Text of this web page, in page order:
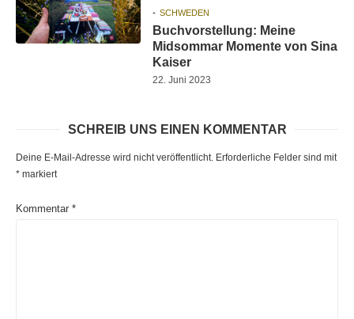
SCHWEDEN
Buchvorstellung: Meine
Midsommar Momente von Sina
Kaiser
22. Juni 2023
SCHREIB UNS EINEN KOMMENTAR
Deine E-Mail-Adresse wird nicht veröffentlicht. Erforderliche Felder sind mit
* markiert
Kommentar *